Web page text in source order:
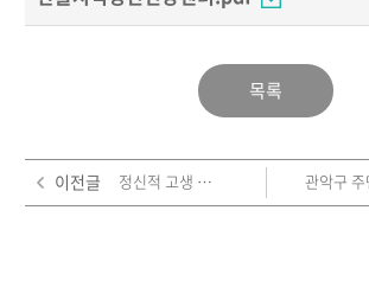
목록
이전글 정신적 고생 주민의 마음건강 회복을 위한 지역사회 협력 컨퍼런스 "상상하고 실현하다" 자료집